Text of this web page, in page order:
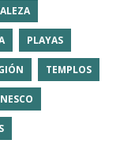
PLAYAS
TEMPLOS